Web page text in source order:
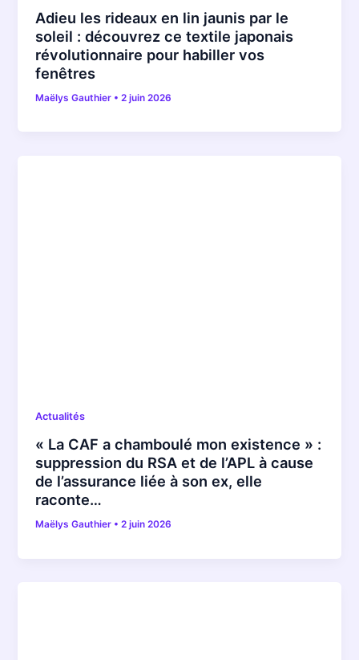
Adieu les rideaux en lin jaunis par le
soleil : découvrez ce textile japonais
révolutionnaire pour habiller vos
fenêtres
Maëlys Gauthier •2 juin 2026
Actualités
« La CAF a chamboulé mon existence » :
suppression du RSA et de l’APL à cause
de l’assurance liée à son ex, elle
raconte…
Maëlys Gauthier •2 juin 2026